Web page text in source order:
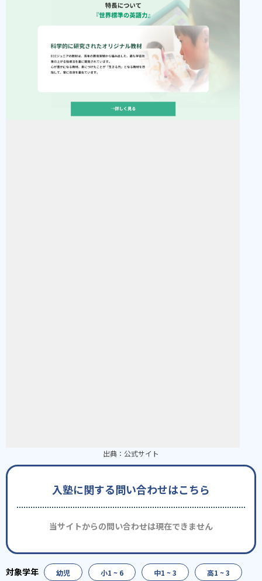
出典： 公式サイト
入塾に関する問い合わせはこちら
当サイトからの問い合わせは現在できません
幼児 小1 ~ 6 中1 ~ 3 高1 ~ 3